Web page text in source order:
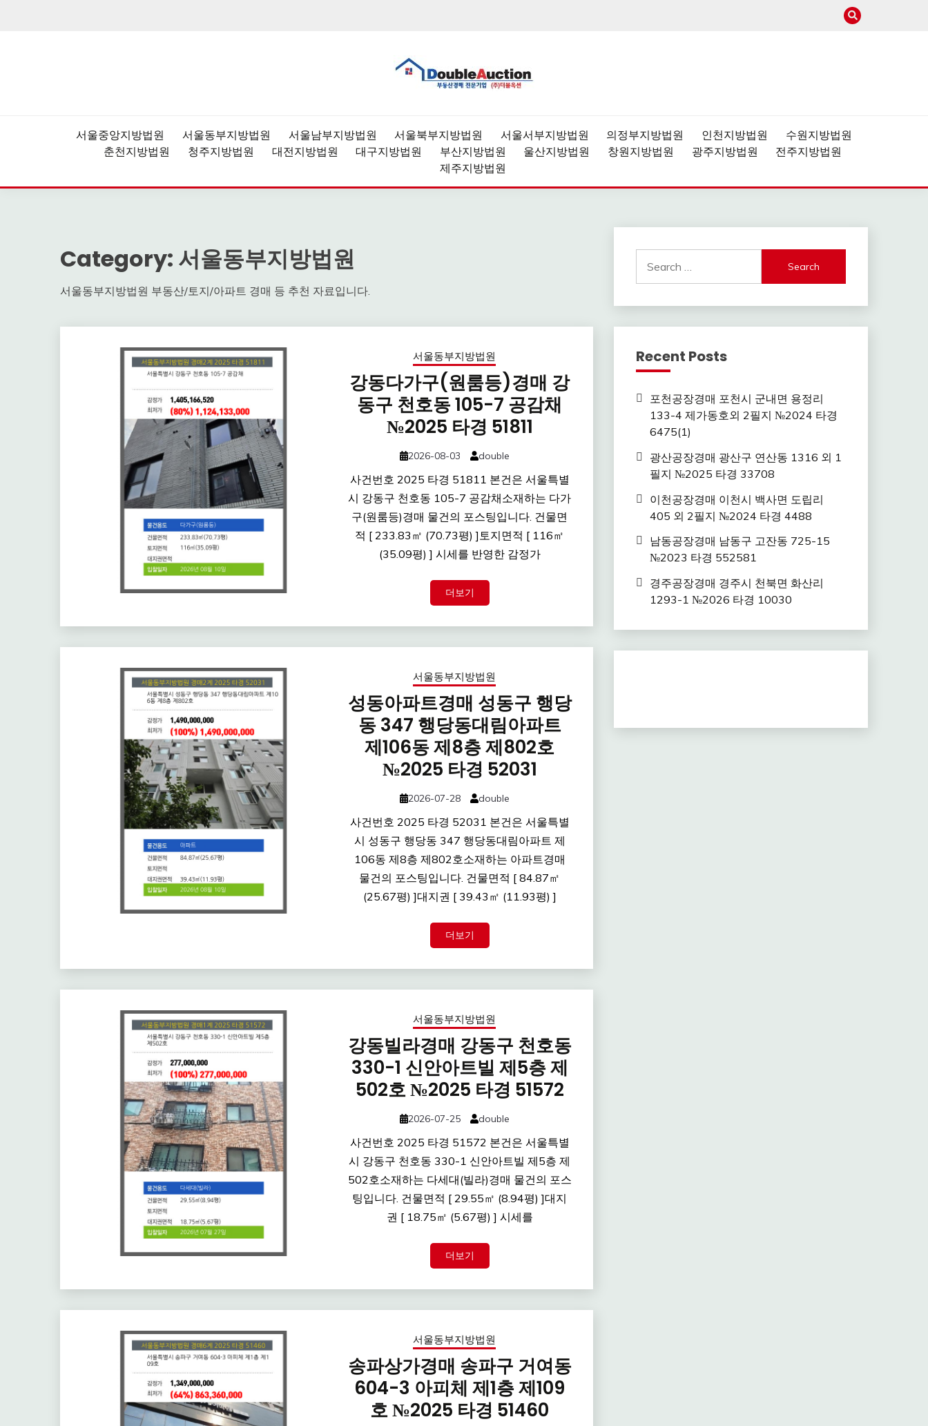
서울중앙지방법원 서울동부지방법원 서울남부지방법원 서울북부지방법원 서울서부지방법원 의정부지방법원 인천지방법원
수원지방법원
춘천지방법원
청주지방법원 대전지방법원 대구지방법원 부산지방법원 울산지방법원 창원지방법원 광주지방법원
전주지방법원
제주지방법원
Category: 서울동부지방법원
서울동부지방법원 부동산/토지/아파트 경매 등 추천 자료입니다.
서울동부지방법원
강동다가구(원룸등)경매 강
동구 천호동 105-7 공감채
№2025 타경 51811
2026-08-03 double
사건번호 2025 타경 51811 본건은 서울특별
시 강동구 천호동 105-7 공감채소재하는 다가
구(원룸등)경매 물건의 포스팅입니다. 건물면
적 [ 233.83㎡ (70.73평) ]토지면적 [ 116㎡
(35.09평) ] 시세를 반영한 감정가
더보기
서울동부지방법원
성동아파트경매 성동구 행당
동 347 행당동대림아파트
제106동 제8층 제802호
№2025 타경 52031
2026-07-28 double
사건번호 2025 타경 52031 본건은 서울특별
시 성동구 행당동 347 행당동대림아파트 제
106동 제8층 제802호소재하는 아파트경매
물건의 포스팅입니다. 건물면적 [ 84.87㎡
(25.67평) ]대지권 [ 39.43㎡ (11.93평) ]
더보기
서울동부지방법원
강동빌라경매 강동구 천호동
330-1 신안아트빌 제5층 제
502호 №2025 타경 51572
2026-07-25 double
사건번호 2025 타경 51572 본건은 서울특별
시 강동구 천호동 330-1 신안아트빌 제5층 제
502호소재하는 다세대(빌라)경매 물건의 포스
팅입니다. 건물면적 [ 29.55㎡ (8.94평) ]대지
권 [ 18.75㎡ (5.67평) ] 시세를
더보기
서울동부지방법원
송파상가경매 송파구 거여동
604-3 아피체 제1층 제109
호 №2025 타경 51460
for:
Recent Posts
포천공장경매 포천시 군내면 용정리
133-4 제가동호외 2필지 №2024 타경
6475(1)
광산공장경매 광산구 연산동 1316 외 1
필지 №2025 타경 33708
이천공장경매 이천시 백사면 도립리
405 외 2필지 №2024 타경 4488
남동공장경매 남동구 고잔동 725-15
№2023 타경 552581
경주공장경매 경주시 천북면 화산리
1293-1 №2026 타경 10030